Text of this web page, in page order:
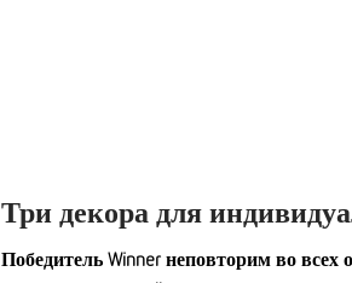
Три декора для
Победитель Winner неповторим во всех